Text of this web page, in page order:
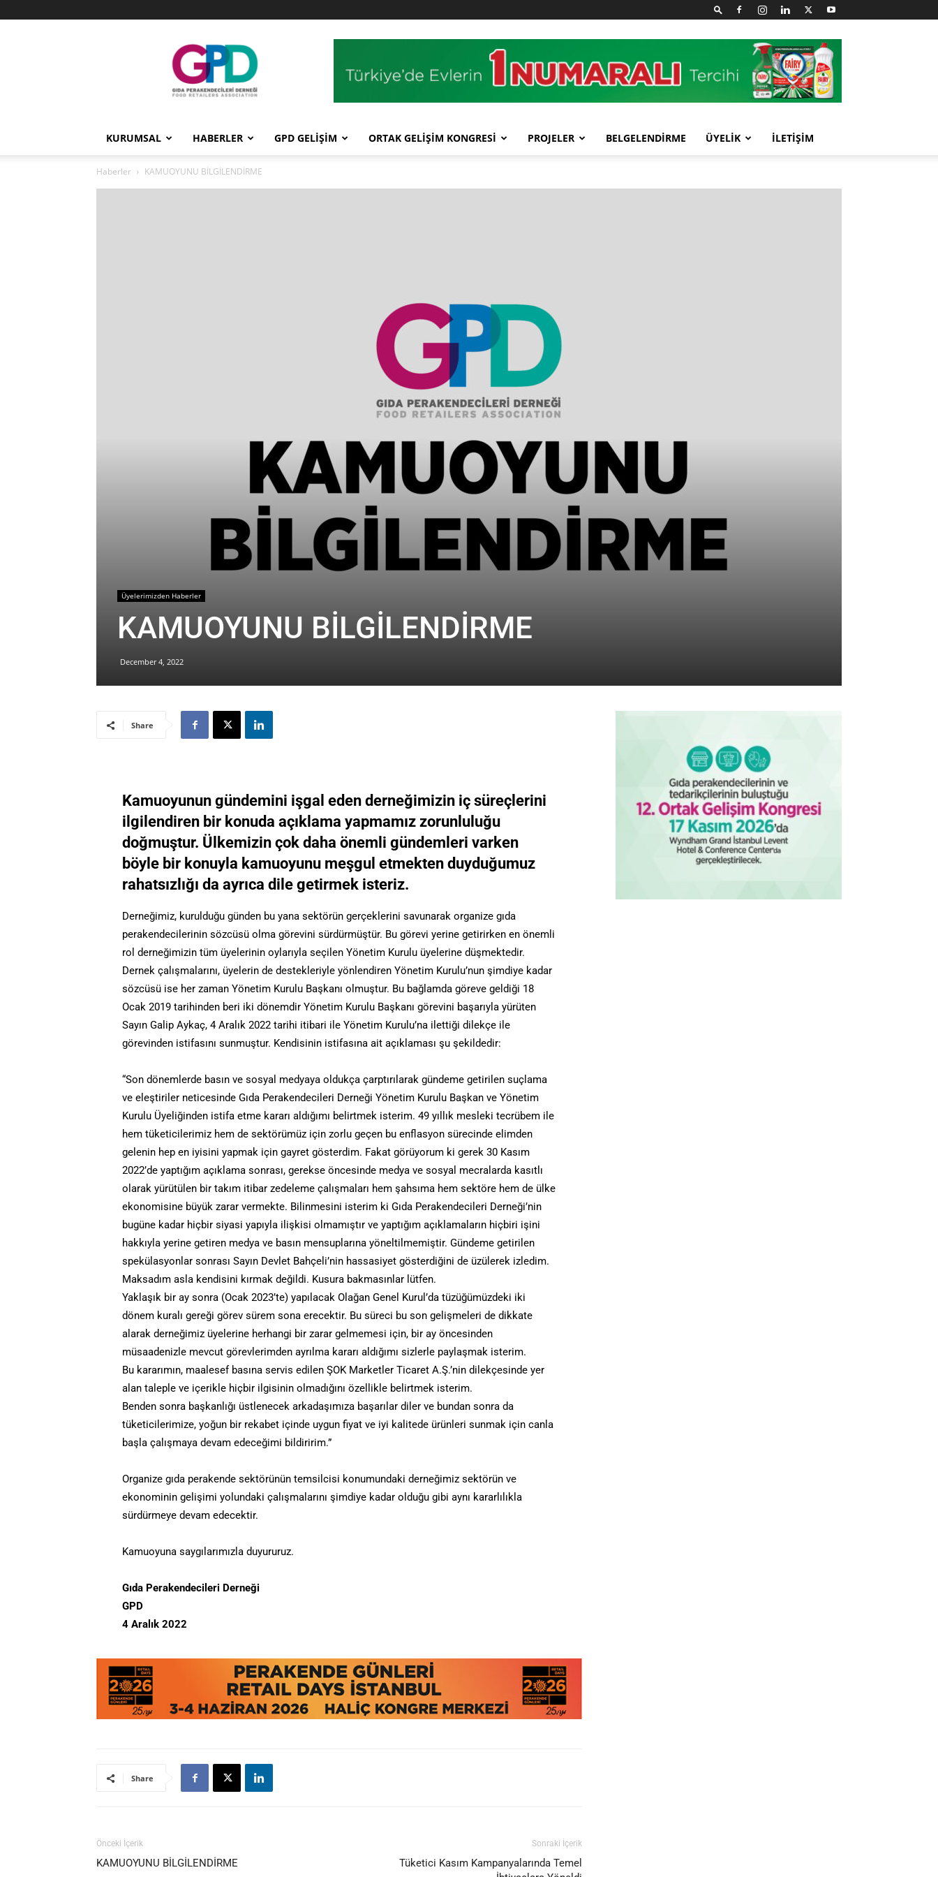
GPD
KURUMSAL HABERLER GPD GELİŞİM ORTAK GELİŞİM KONGRESİ PROJELER BELGELENDİRME ÜYELİK İLETİŞİM
Haberler KAMUOYUNU BİLGİLENDİRME
Üyelerimizden Haberler
KAMUOYUNU BİLGİLENDİRME
December 4, 2022
Share
Kamuoyunun gündemini işgal eden derneğimizin iç süreçlerini
ilgilendiren bir konuda açıklama yapmamız zorunluluğu
doğmuştur. Ülkemizin çok daha önemli gündemleri varken
böyle bir konuyla kamuoyunu meşgul etmekten duyduğumuz
rahatsızlığı da ayrıca dile getirmek isteriz.
Derneğimiz, kurulduğu günden bu yana sektörün gerçeklerini savunarak organize gıda
perakendecilerinin sözcüsü olma görevini sürdürmüştür. Bu görevi yerine getirirken en önemli
rol derneğimizin tüm üyelerinin oylarıyla seçilen Yönetim Kurulu üyelerine düşmektedir.
Dernek çalışmalarını, üyelerin de destekleriyle yönlendiren Yönetim Kurulu’nun şimdiye kadar
sözcüsü ise her zaman Yönetim Kurulu Başkanı olmuştur. Bu bağlamda göreve geldiği 18
Ocak 2019 tarihinden beri iki dönemdir Yönetim Kurulu Başkanı görevini başarıyla yürüten
Sayın Galip Aykaç, 4 Aralık 2022 tarihi itibari ile Yönetim Kurulu’na ilettiği dilekçe ile
görevinden istifasını sunmuştur. Kendisinin istifasına ait açıklaması şu şekildedir:
“Son dönemlerde basın ve sosyal medyaya oldukça çarptırılarak gündeme getirilen suçlama
ve eleştiriler neticesinde Gıda Perakendecileri Derneği Yönetim Kurulu Başkan ve Yönetim
Kurulu Üyeliğinden istifa etme kararı aldığımı belirtmek isterim. 49 yıllık mesleki tecrübem ile
hem tüketicilerimiz hem de sektörümüz için zorlu geçen bu enflasyon sürecinde elimden
gelenin hep en iyisini yapmak için gayret gösterdim. Fakat görüyorum ki gerek 30 Kasım
2022’de yaptığım açıklama sonrası, gerekse öncesinde medya ve sosyal mecralarda kasıtlı
olarak yürütülen bir takım itibar zedeleme çalışmaları hem şahsıma hem sektöre hem de ülke
ekonomisine büyük zarar vermekte. Bilinmesini isterim ki Gıda Perakendecileri Derneği’nin
bugüne kadar hiçbir siyasi yapıyla ilişkisi olmamıştır ve yaptığım açıklamaların hiçbiri işini
hakkıyla yerine getiren medya ve basın mensuplarına yöneltilmemiştir. Gündeme getirilen
spekülasyonlar sonrası Sayın Devlet Bahçeli’nin hassasiyet gösterdiğini de üzülerek izledim.
Maksadım asla kendisini kırmak değildi. Kusura bakmasınlar lütfen.
Yaklaşık bir ay sonra (Ocak 2023’te) yapılacak Olağan Genel Kurul’da tüzüğümüzdeki iki
dönem kuralı gereği görev sürem sona erecektir. Bu süreci bu son gelişmeleri de dikkate
alarak derneğimiz üyelerine herhangi bir zarar gelmemesi için, bir ay öncesinden
müsaadenizle mevcut görevlerimden ayrılma kararı aldığımı sizlerle paylaşmak isterim.
Bu kararımın, maalesef basına servis edilen ŞOK Marketler Ticaret A.Ş.’nin dilekçesinde yer
alan taleple ve içerikle hiçbir ilgisinin olmadığını özellikle belirtmek isterim.
Benden sonra başkanlığı üstlenecek arkadaşımıza başarılar diler ve bundan sonra da
tüketicilerimize, yoğun bir rekabet içinde uygun fiyat ve iyi kalitede ürünleri sunmak için canla
başla çalışmaya devam edeceğimi bildiririm.”
Organize gıda perakende sektörünün temsilcisi konumundaki derneğimiz sektörün ve
ekonominin gelişimi yolundaki çalışmalarını şimdiye kadar olduğu gibi aynı kararlılıkla
sürdürmeye devam edecektir.
Kamuoyuna saygılarımızla duyururuz.
Gıda Perakendecileri Derneği
GPD
4 Aralık 2022
Share
Önceki İçerik
KAMUOYUNU BİLGİLENDİRME
Sonraki İçerik
Tüketici Kasım Kampanyalarında Temel